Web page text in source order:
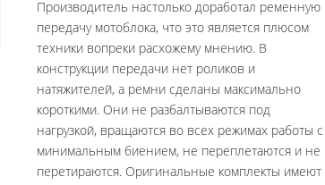
Производитель настолько доработал ременную
передачу мотоблока, что это является плюсом
техники вопреки расхожему мнению. В
конструкции передачи нет роликов и
натяжителей, а ремни сделаны максимально
короткими. Они не разбалтываются под
нагрузкой, вращаются во всех режимах работы с
минимальным биением, не переплетаются и не
перетираются. Оригинальные комплекты имеют